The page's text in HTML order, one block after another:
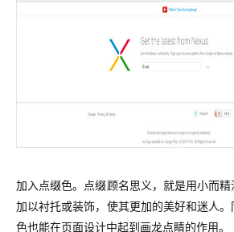
加入点缀色。点缀顾名思义，就是用小而
加以衬托或装饰，使其更加的美好和迷人
色也能在页面设计中起到画龙点睛的作用。